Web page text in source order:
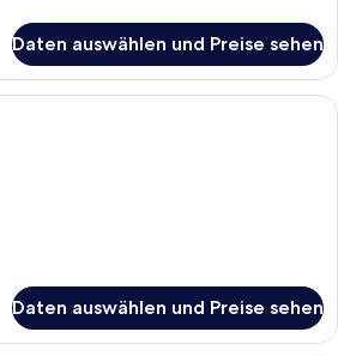
Daten auswählen und Preise sehen
Ein modernes Hotelzimmer mit
Daten auswählen und Preise sehen